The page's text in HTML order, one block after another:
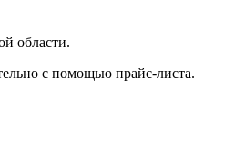
области.
с помощью прайс-листа.